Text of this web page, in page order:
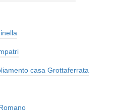
casa Grottaferrata